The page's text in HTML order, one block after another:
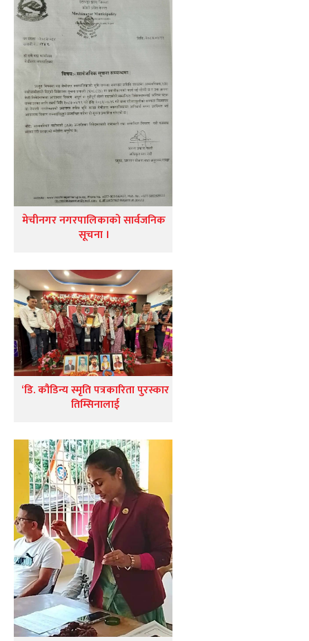
मेचीनगर नगरपालिकाको सार्वजनिक
सूचना ।
‘डि. कौडिन्य स्मृति पत्रकारिता पुरस्कार
तिम्सिनालाई